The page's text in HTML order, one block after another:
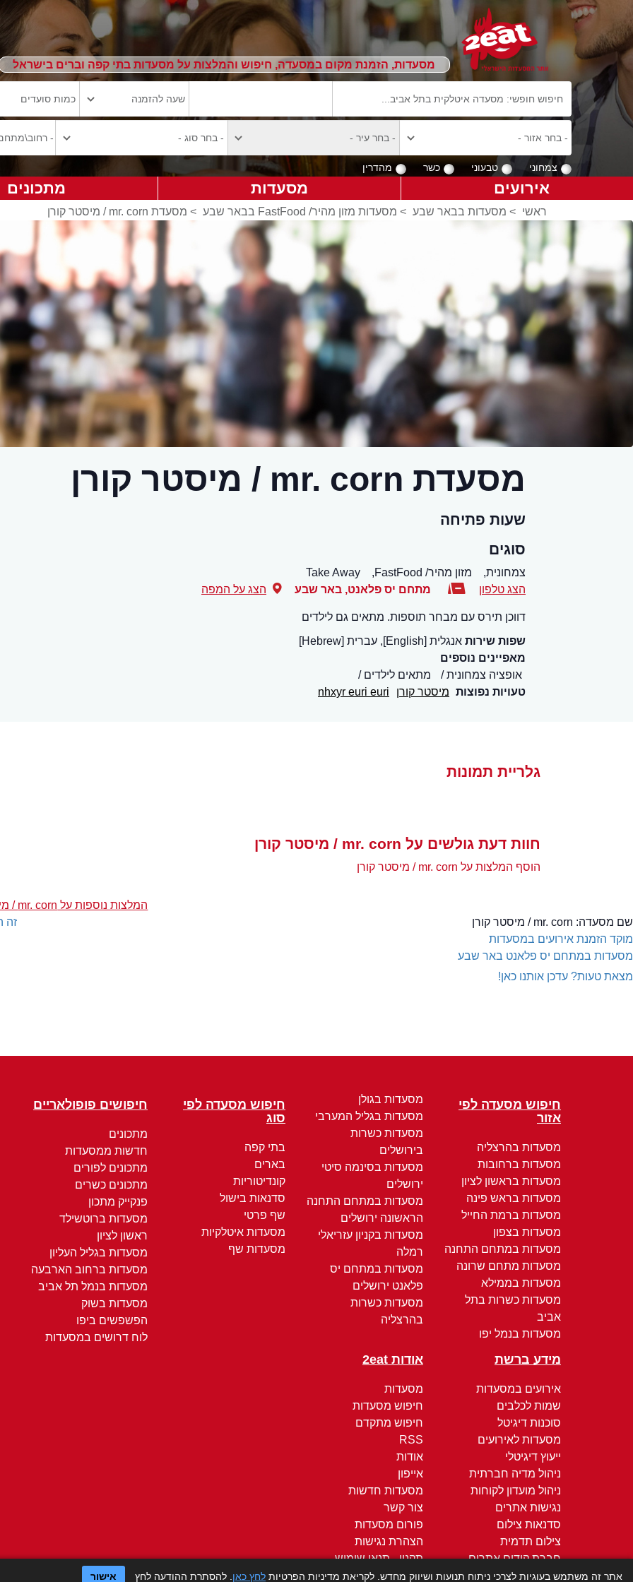
מסעדות, הזמנת מקום במסעדה, חיפוש והמלצות על מסעדות בתי קפה וברים בישראל
צמחוני טבעוני כשר מהדרין
אירועים מסעדות מתכונים
ראשי > מסעדות בבאר שבע > מסעדות מזון מהיר/ FastFood בבאר שבע > מסעדת mr. corn / מיסטר קורן
מסעדת mr. corn / מיסטר קורן
שעות פתיחה
סוגים
צמחונית, מזון מהיר/ FastFood,
Take Away
הצג טלפון
מתחם יס פלאנט, באר שבע הצג על המפה
דווכן תירס עם מבחר תוספות. מתאים גם לילדים
שפות שירות אנגלית [English], עברית [Hebrew]
מאפיינים נוספים
אופציה צמחונית
מתאים לילדים
טעויות נפוצות מיסטר קורן nhxyr euri euri
גלריית תמונות
חוות דעת גולשים על mr. corn / מיסטר קורן
הוסף המלצות על mr. corn / מיסטר קורן
המלצות נוספות על mr. corn / מיסטר קורן
זה שם מסעדה: mr. corn / מיסטר קורן
מוקד הזמנת אירועים במסעדות
מסעדות במתחם יס פלאנט באר שבע
מצאת טעות? עדכן אותנו כאן!
חיפוש מסעדה לפי
אזור
מסעדות בהרצליה
מסעדות ברחובות
מסעדות בראשון לציון
מסעדות בראש פינה
מסעדות ברמת החייל
מסעדות בצפון
מסעדות במתחם התחנה
מסעדות מתחם שרונה
מסעדות בממילא
מסעדות כשרות בתל
אביב
מסעדות בנמל יפו
מסעדות בגולן
מסעדות בגליל המערבי
מסעדות כשרות
בירושלים
מסעדות בסינמה סיטי
ירושלים
מסעדות במתחם התחנה
הראשונה ירושלים
מסעדות בקניון עזריאלי
רמלה
מסעדות במתחם יס
פלאנט ירושלים
מסעדות כשרות
בהרצליה
חיפוש מסעדה לפי
סוג
בתי קפה
בארים
קונדיטוריות
סדנאות בישול
שף פרטי
מסעדות איטלקיות
מסעדות שף
חיפושים פופולאריים
מתכונים
חדשות ממסעדות
מתכונים לפורים
מתכונים כשרים
פנקייק מתכון
מסעדות ברוטשילד
ראשון לציון
מסעדות בגליל העליון
מסעדות ברחוב הארבעה
מסעדות בנמל תל אביב
מסעדות בשוק
הפשפשים ביפו
לוח דרושים במסעדות
מידע ברשת
אירועים במסעדות
שמות לכלבים
סוכנות דיגיטל
מסעדות לאירועים
ייעוץ דיגיטלי
ניהול מדיה חברתית
ניהול מועדון לקוחות
נגישות אתרים
סדנאות צילום
צילום תדמית
חברת קידום אתרים
קידום ממומן
אודות 2eat
מסעדות
חיפוש מסעדות
חיפוש מתקדם
RSS
אודות
אייפון
מסעדות חדשות
צור קשר
פורום מסעדות
הצהרת נגישות
תקנון - תנאי שימוש
מדיניות הפרטיות
אתר זה משתמש בעוגיות לצרכי ניתוח תנועות ושיווק מחדש. לקריאת מדיניות הפרטיות לחץ כאן . להסתרת ההודעה לחץ אישור